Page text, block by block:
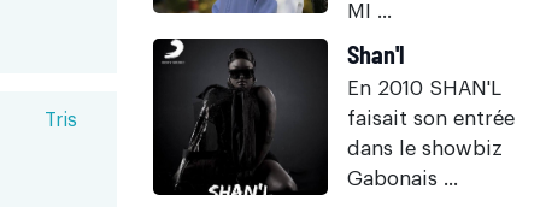
Tris
MI ...
Shan'l
En 2010 SHAN'L
faisait son entrée
dans le showbiz
Gabonais ...